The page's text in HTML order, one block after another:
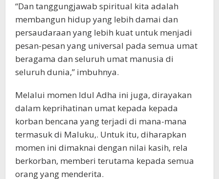
“Dan tanggungjawab spiritual kita adalah
membangun hidup yang lebih damai dan
persaudaraan yang lebih kuat untuk menjadi
pesan-pesan yang universal pada semua umat
beragama dan seluruh umat manusia di
seluruh dunia,” imbuhnya.
Melalui momen Idul Adha ini juga, dirayakan
dalam keprihatinan umat kepada kepada
korban bencana yang terjadi di mana-mana
termasuk di Maluku,. Untuk itu, diharapkan
momen ini dimaknai dengan nilai kasih, rela
berkorban, memberi terutama kepada semua
orang yang menderita.